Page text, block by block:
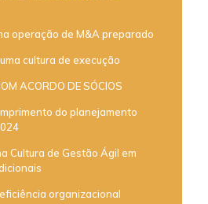
operação de M&A preparado
cultura de execução
ACORDO DE SÓCIOS
do planejamento
Cultura de Gestão Ágil em
organizacional